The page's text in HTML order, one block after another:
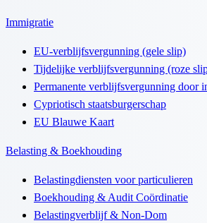
Immigratie
EU-verblijfsvergunning (gele slip)
Tijdelijke verblijfsvergunning (roze
Permanente verblijfsvergunning door
Cypriotisch staatsburgerschap
EU Blauwe Kaart
Belasting & Boekhouding
Belastingdiensten voor particulieren
Boekhouding & Audit Coördinatie
Belastingverblijf & Non-Dom